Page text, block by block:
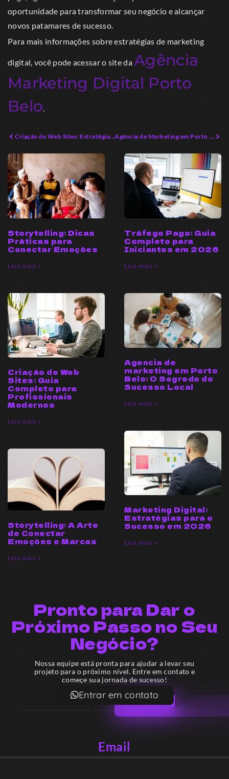
oportunidade para transformar seu negócio e alcançar
novos patamares de sucesso.
Para mais informações sobre estratégias de marketing
digital, você pode acessar o site daAgência
Marketing Digital Porto
Belo.
Criação de Web Sites: Estratégias Práticas para Empreendedores Modernos Agência de Marketing em Porto Belo: O Impulso que Seu Negócio Precisa
Storytelling: Dicas
Práticas para
Conectar Emoções
Leia mais »
Tráfego Pago: Guia
Completo para
Iniciantes em 2026
Leia mais »
Criação de Web
Sites: Guia
Completo para
Profissionais
Modernos
Leia mais »
Agencia de
marketing em Porto
Belo: O Segredo do
Sucesso Local
Leia mais »
Storytelling: A Arte
de Conectar
Emoções e Marcas
Leia mais »
Marketing Digital:
Estratégias para o
Sucesso em 2026
Leia mais »
Pronto para Dar o
Próximo Passo no Seu
Negócio?
Nossa equipe está pronta para ajudar a levar seu
projeto para o próximo nível. Entre em contato e
começe sua jornada de sucesso!
Entrar em contato
Email